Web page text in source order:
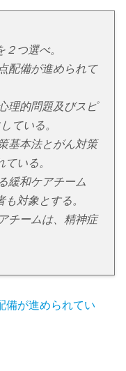
つ選べ。
配備が進められて
理的問題及びスピ
ている。
基本法とがん対策
いる。
緩和ケアチーム
対象とする。
チームは、精神症
備が進められてい